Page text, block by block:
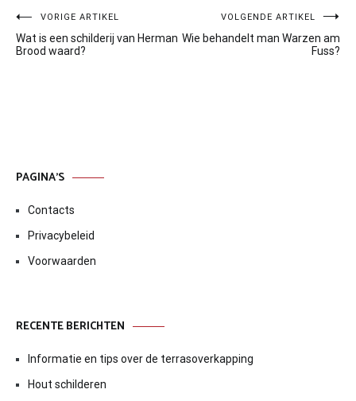
Bericht
navigatie
VORIGE ARTIKEL
Wat is een schilderij van Herman
Brood waard?
VOLGENDE ARTIKEL
Wie behandelt man Warzen am
Fuss?
PAGINA’S
Contacts
Privacybeleid
Voorwaarden
RECENTE BERICHTEN
Informatie en tips over de terrasoverkapping
Hout schilderen